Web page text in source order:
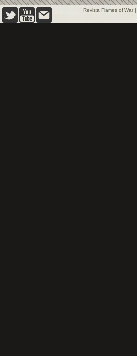
Revista Flames of War |